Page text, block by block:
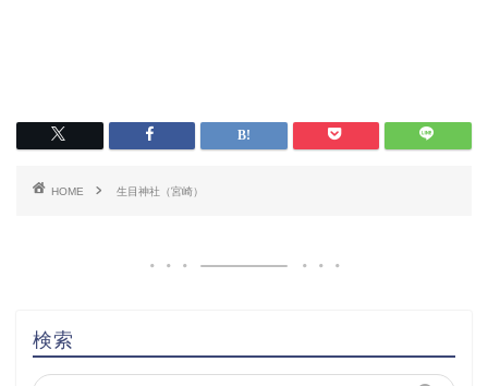
HOME 生目神社（宮崎）
検索